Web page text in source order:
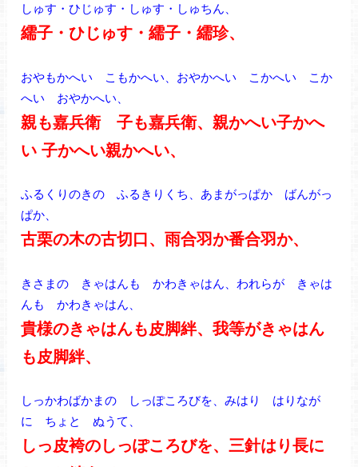
しゅす・ひじゅす・しゅす・しゅちん、
繻子・ひじゅす・繻子・繻珍、
おやもかへい こもかへい、おやかへい こかへい こか
へい おやかへい、
親も嘉兵衛 子も嘉兵衛、親かへい子かへ
い 子かへい親かへい、
ふるくりのきの ふるきりくち、あまがっぱか ばんがっ
ぱか、
古栗の木の古切口、雨合羽か番合羽か、
きさまの きゃはんも かわきゃはん、われらが きゃは
んも かわきゃはん、
貴様のきゃはんも皮脚絆、我等がきゃはん
も皮脚絆、
しっかわばかまの しっぽころびを、みはり はりなが
に ちょと ぬうて、
しっ皮袴のしっぽころびを、三針はり長に